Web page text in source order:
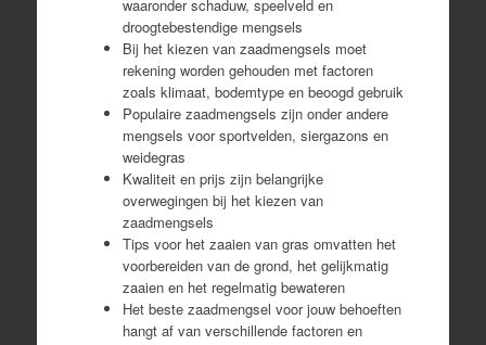
waaronder schaduw, speelveld en
droogtebestendige mengsels
Bij het kiezen van zaadmengsels moet
rekening worden gehouden met factoren
zoals klimaat, bodemtype en beoogd gebruik
Populaire zaadmengsels zijn onder andere
mengsels voor sportvelden, siergazons en
weidegras
Kwaliteit en prijs zijn belangrijke
overwegingen bij het kiezen van
zaadmengsels
Tips voor het zaaien van gras omvatten het
voorbereiden van de grond, het gelijkmatig
zaaien en het regelmatig bewateren
Het beste zaadmengsel voor jouw behoeften
hangt af van verschillende factoren en